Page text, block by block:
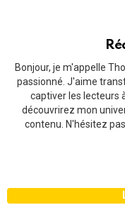
Bonjour, je m'appelle
passionné. J'aime
captiver les lecteurs
découvrirez mon
contenu. N'hésitez